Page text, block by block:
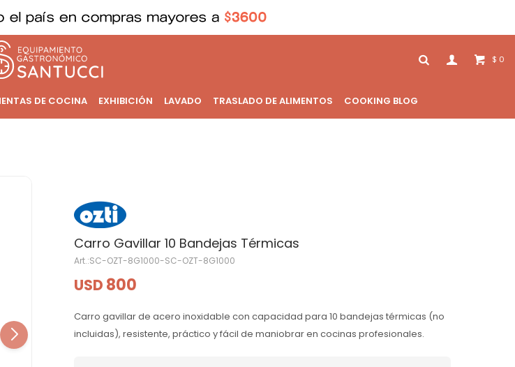
DE COCINA EXHIBICIÓN LAVADO TRASLADO DE ALIMENTOS COOKING BLOG
$ 0
Carro Gavillar 10 Bandejas Térmicas
SC-OZT-8G1000-SC-OZT-8G1000
USD 800
Carro gavillar de acero inoxidable con capacidad para 10 bandejas térmicas (no
incluidas), resistente, práctico y fácil de maniobrar en cocinas profesionales.